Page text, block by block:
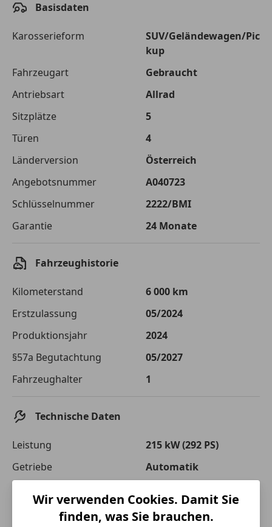
120 Monate
Kreditbetrag
€ 72 900,-
Gesamtbetrag
Einberechnete Gebühren
€ 0,-
Monatliche Rate € 855,85
von der von Ihnen gewählten Bank. Rückzahlungszeitraum 1-10
Jahre. Zinsspanne Sollzinssatz: 2,90% - 14,90%.
Jetzt berechnen
Basisdaten
Karosserieform
SUV/Geländewagen/Pic
kup
Fahrzeugart
Gebraucht
Antriebsart
Allrad
Sitzplätze
5
Türen
4
Länderversion
Österreich
Angebotsnummer
A040723
Schlüsselnummer
2222/BMI
Garantie
24 Monate
Fahrzeughistorie
Kilometerstand
6 000 km
Erstzulassung
05/2024
Produktionsjahr
2024
§57a Begutachtung
05/2027
Fahrzeughalter
1
Technische Daten
Leistung
215 kW (292 PS)
Getriebe
Automatik
Wir verwenden Cookies. Damit Sie
finden, was Sie brauchen.